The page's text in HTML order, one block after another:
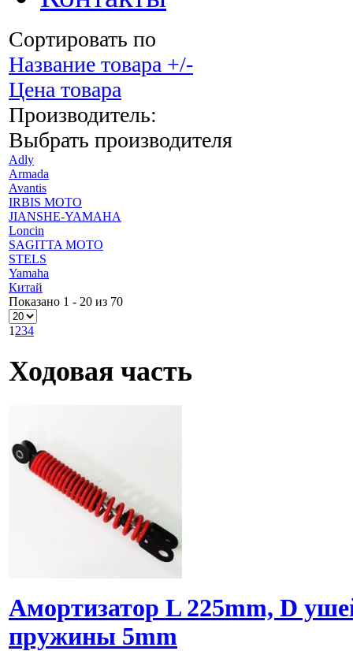
Сортировать по
Название товара +/-
Цена товара
Производитель:
Выбрать производителя
Adly
Armada
Avantis
IRBIS MOTO
JIANSHE-YAMAHA
Loncin
SAGITTA MOTO
STELS
Yamaha
Китай
Показано 1 - 20 из 70
1 234
Ходовая часть
Амортизатор L 225mm, D
пружины 5mm